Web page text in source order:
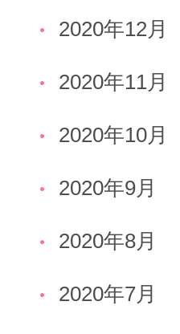
2020年12月
2020年11月
2020年10月
2020年9月
2020年8月
2020年7月